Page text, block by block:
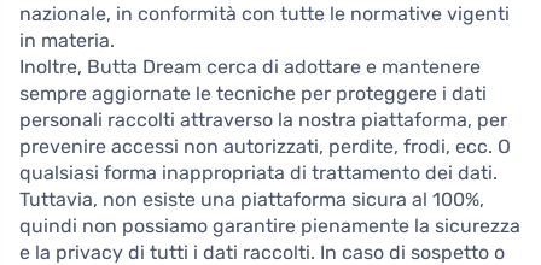
nazionale, in conformità con tutte le normative vigenti
in materia.
Inoltre, Butta Dream cerca di adottare e mantenere
sempre aggiornate le tecniche per proteggere i dati
personali raccolti attraverso la nostra piattaforma, per
prevenire accessi non autorizzati, perdite, frodi, ecc. O
qualsiasi forma inappropriata di trattamento dei dati.
Tuttavia, non esiste una piattaforma sicura al 100%,
quindi non possiamo garantire pienamente la sicurezza
e la privacy di tutti i dati raccolti. In caso di sospetto o